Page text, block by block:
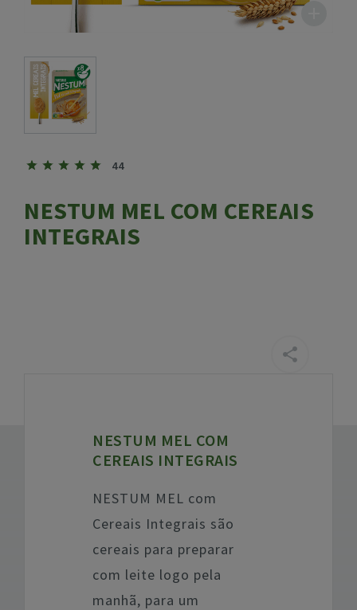
44
NESTUM MEL COM CEREAIS
INTEGRAIS
NESTUM MEL COM
CEREAIS INTEGRAIS
NESTUM MEL com
Cereais Integrais são
cereais para preparar
com leite logo pela
manhã, para um